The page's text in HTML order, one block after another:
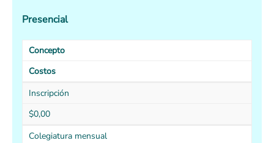
Presencial
Concepto
Costos
Inscripción
$0,00
Colegiatura mensual